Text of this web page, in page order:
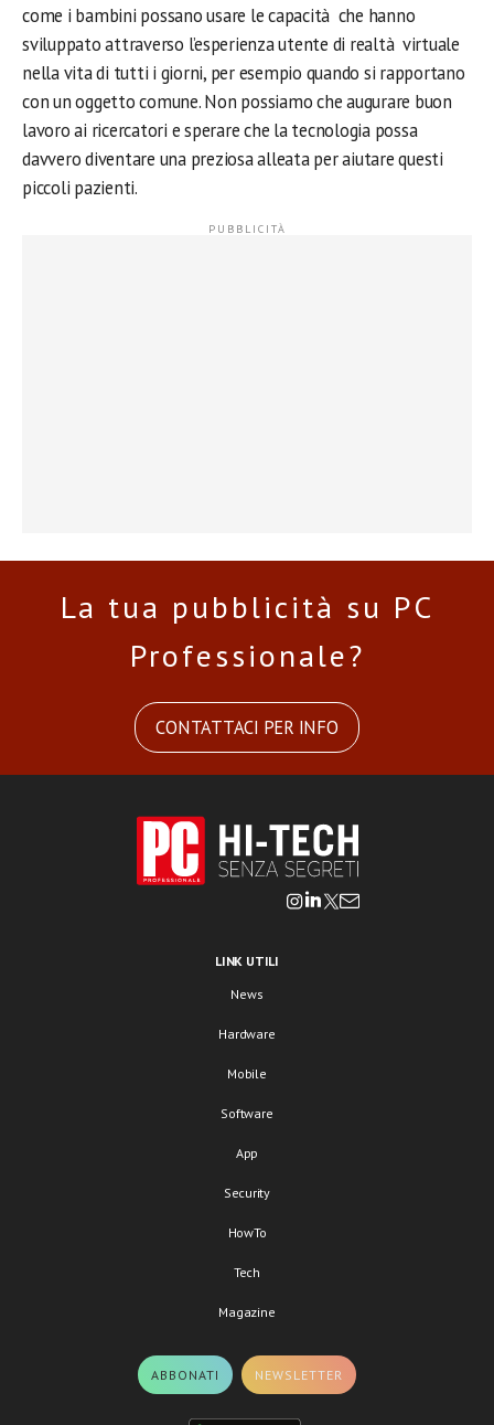
come i bambini possano usare le capacità che hanno
sviluppato attraverso l’esperienza utente di realtà virtuale
nella vita di tutti i giorni, per esempio quando si rapportano
con un oggetto comune. Non possiamo che augurare buon
lavoro ai ricercatori e sperare che la tecnologia possa
davvero diventare una preziosa alleata per aiutare questi
piccoli pazienti.
La tua pubblicità su PC
Professionale?
CONTATTACI PER INFO
LINK UTILI
News
Hardware
Mobile
Software
App
Security
HowTo
Tech
Magazine
ABBONATI NEWSLETTER